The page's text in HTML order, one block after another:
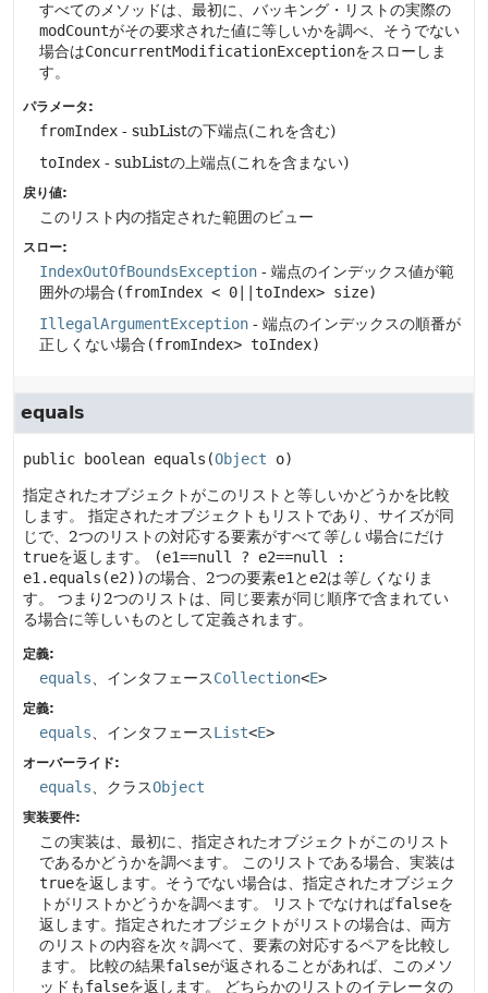
すべてのメソッドは、最初に、バッキング・リストの実際の
modCountがその要求された値に等しいかを調べ、そうでない
場合はConcurrentModificationExceptionをスローしま
す。
パラメータ:
fromIndex - subListの下端点(これを含む)
toIndex - subListの上端点(これを含まない)
戻り値:
このリスト内の指定された範囲のビュー
スロー:
IndexOutOfBoundsException - 端点のインデックス値が範
囲外の場合 (fromIndex < 0||toIndex> size)
IllegalArgumentException - 端点のインデックスの順番が
正しくない場合 (fromIndex> toIndex)
equals
public boolean equals (Object o)
指定されたオブジェクトがこのリストと等しいかどうかを比較
します。
指定されたオブジェクトもリストであり、サイズが同
じで、2つのリストの対応する要素がすべて等しい場合にだけ
trueを返します。
(e1==null ? e2==null :
e1.equals(e2))の場合、2つの要素e1 と e2は等しくなりま
す。
つまり2つのリストは、同じ要素が同じ順序で含まれてい
る場合に等しいものとして定義されます。
定義:
equals 、インタフェースCollection<E>
定義:
equals 、インタフェースList<E>
オーバーライド:
equals 、クラスObject
実装要件:
この実装は、最初に、指定されたオブジェクトがこのリスト
であるかどうかを調べます。
このリストである場合、実装は
trueを返します。そうでない場合は、指定されたオブジェク
トがリストかどうかを調べます。
リストでなければfalseを
返します。指定されたオブジェクトがリストの場合は、両方
のリストの内容を次々調べて、要素の対応するペアを比較し
ます。
比較の結果falseが返されることがあれば、このメソ
ッドもfalseを返します。 どちらかのリストのイテレータの